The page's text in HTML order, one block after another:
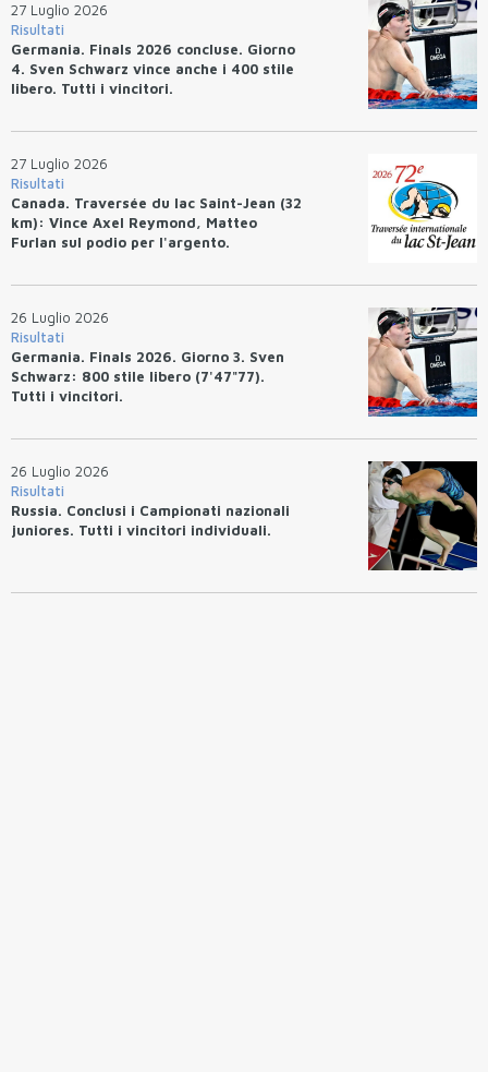
27 Luglio 2026
Risultati
Germania. Finals 2026 concluse. Giorno
4. Sven Schwarz vince anche i 400 stile
libero. Tutti i vincitori.
27 Luglio 2026
Risultati
Canada. Traversée du lac Saint-Jean (32
km): Vince Axel Reymond, Matteo
Furlan sul podio per l'argento.
26 Luglio 2026
Risultati
Germania. Finals 2026. Giorno 3. Sven
Schwarz: 800 stile libero (7'47"77).
Tutti i vincitori.
26 Luglio 2026
Risultati
Russia. Conclusi i Campionati nazionali
juniores. Tutti i vincitori individuali.